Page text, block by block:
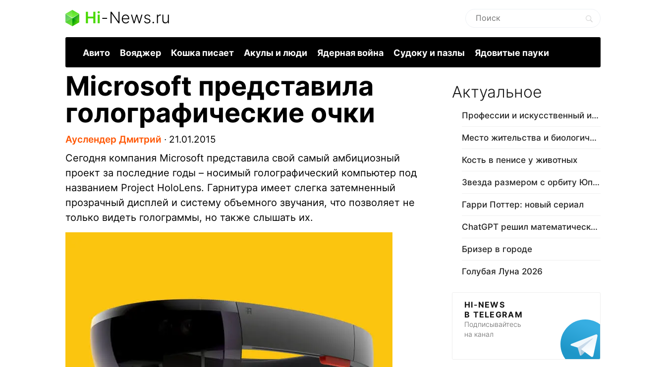
Hi-News.ru
Авито Вояджер Кошка писает Акулы и люди Ядерная война Судоку и пазлы Ядовитые пауки
Microsoft представила
голографические очки
Ауслендер Дмитрий ∙ 21.01.2015
Сегодня компания Microsoft представила свой самый амбициозный
проект за последние годы – носимый голографический компьютер под
названием Project HoloLens. Гарнитура имеет слегка затемненный
прозрачный дисплей и систему объемного звучания, что позволяет не
только видеть голограммы, но также слышать их.
Актуальное
Профессии и искусственный интеллект
Место жительства и биологический в…
Кость в пенисе у животных
Звезда размером с орбиту Юпитера
Гарри Поттер: новый сериал
ChatGPT решил математическую задачу
Бризер в городе
Голубая Луна 2026
HI-NEWS
В TELEGRAM
Подписывайтесь
на канал